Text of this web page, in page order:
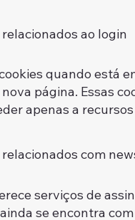
relacionados ao login
quando está
página. Essas
aceder
relacionados com
serviços de
se encontra